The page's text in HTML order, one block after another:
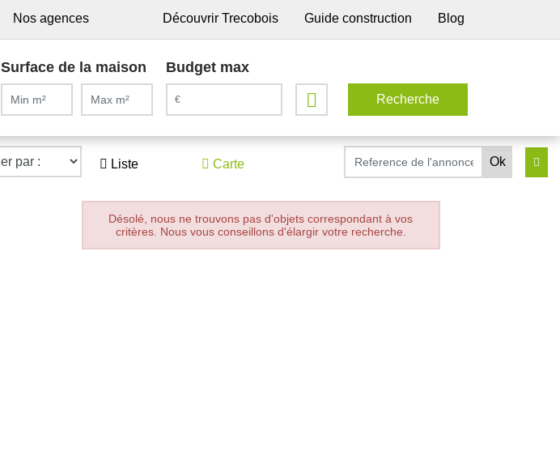
Nos agences Découvrir Trecobois Guide construction Blog
Surface de la maison Budget max
Liste Carte
Désolé, nous ne trouvons pas d'objets correspondant à vos
critères. Nous vous conseillons d'élargir votre recherche.